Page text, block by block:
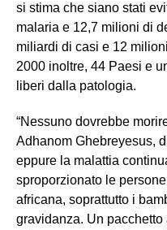
si stima che siano stati
malaria e 12,7 milioni di
miliardi di casi e 12
2000 inoltre, 44 Paesi e
liberi dalla patologia.
“Nessuno dovrebbe
Adhanom Ghebreyesus,
eppure la malattia
sproporzionato le
africana, soprattutto i
gravidanza. Un